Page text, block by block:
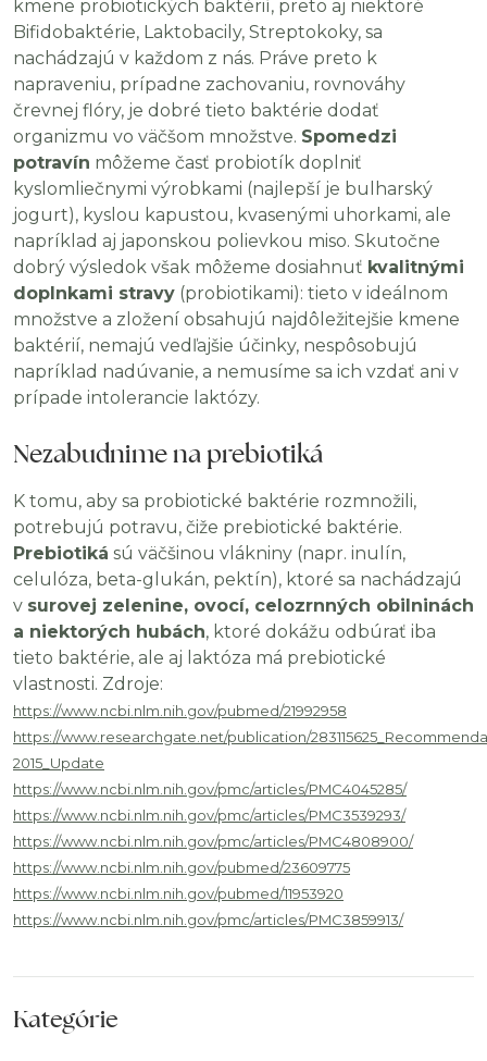
kmene probiotických baktérií, preto aj niektoré
Bifidobaktérie, Laktobacily, Streptokoky, sa
nachádzajú v každom z nás. Práve preto k
napraveniu, prípadne zachovaniu, rovnováhy
črevnej flóry, je dobré tieto baktérie dodať
organizmu vo väčšom množstve. Spomedzi
potravín môžeme časť probiotík doplniť
kyslomliečnymi výrobkami (najlepší je bulharský
jogurt), kyslou kapustou, kvasenými uhorkami, ale
napríklad aj japonskou polievkou miso. Skutočne
dobrý výsledok však môžeme dosiahnuť kvalitnými
doplnkami stravy (probiotikami): tieto v ideálnom
množstve a zložení obsahujú najdôležitejšie kmene
baktérií, nemajú vedľajšie účinky, nespôsobujú
napríklad nadúvanie, a nemusíme sa ich vzdať ani v
prípade intolerancie laktózy.
Nezabudnime na prebiotiká
K tomu, aby sa probiotické baktérie rozmnožili,
potrebujú potravu, čiže prebiotické baktérie.
Prebiotiká sú väčšinou vlákniny (napr. inulín,
celulóza, beta-glukán, pektín), ktoré sa nachádzajú
v surovej zelenine, ovocí, celozrnných obilninách
a niektorých hubách, ktoré dokážu odbúrať iba
tieto baktérie, ale aj laktóza má prebiotické
vlastnosti. Zdroje:
https://www.ncbi.nlm.nih.gov/pubmed/21992958
https://www.researchgate.net/publication/
2015_Update
https://www.ncbi.nlm.nih.gov/pmc/articles/PMC4045285/
https://www.ncbi.nlm.nih.gov/pmc/articles/PMC3539293/
https://www.ncbi.nlm.nih.gov/pmc/articles/PMC4808900/
https://www.ncbi.nlm.nih.gov/pubmed/23609775
https://www.ncbi.nlm.nih.gov/pubmed/11953920
https://www.ncbi.nlm.nih.gov/pmc/articles/PMC3859913/
Kategórie